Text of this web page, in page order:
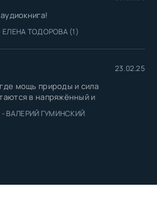
ЕЛЕНА ТОДОРОВА (1)
23.02.25
мощь природы и сила
в напряжённый и
ВАЛЕРИЙ ГУМИНСКИЙ